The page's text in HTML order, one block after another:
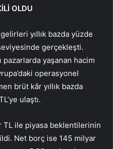
OLDU
yıllık bazda yüzde
gerçekleşti.
yaşanan hacim
operasyonel
brüt kâr yıllık bazda
ulaştı.
TL ile piyasa beklentilerinin
Net borç ise 145 milyar